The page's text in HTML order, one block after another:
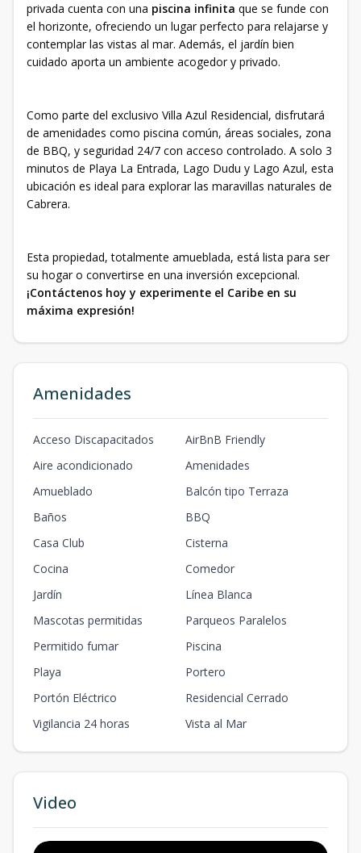
privada cuenta con una piscina infinita que se funde con
el horizonte, ofreciendo un lugar perfecto para relajarse y
contemplar las vistas al mar. Además, el jardín bien
cuidado aporta un ambiente acogedor y privado.
Como parte del exclusivo Villa Azul Residencial, disfrutará
de amenidades como piscina común, áreas sociales, zona
de BBQ, y seguridad 24/7 con acceso controlado. A solo 3
minutos de Playa La Entrada, Lago Dudu y Lago Azul, esta
ubicación es ideal para explorar las maravillas naturales de
Cabrera.
Esta propiedad, totalmente amueblada, está lista para ser
su hogar o convertirse en una inversión excepcional.
¡Contáctenos hoy y experimente el Caribe en su
máxima expresión!
Amenidades
Acceso Discapacitados
AirBnB Friendly
Aire acondicionado
Amenidades
Amueblado
Balcón tipo Terraza
Baños
BBQ
Casa Club
Cisterna
Cocina
Comedor
Jardín
Línea Blanca
Mascotas permitidas
Parqueos Paralelos
Permitido fumar
Piscina
Playa
Portero
Portón Eléctrico
Residencial Cerrado
Vigilancia 24 horas
Vista al Mar
Video